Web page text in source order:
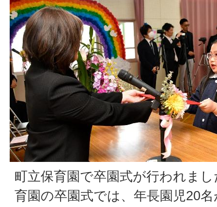
町立保育園で卒園式が行われま
育園の卒園式では、年長園児20